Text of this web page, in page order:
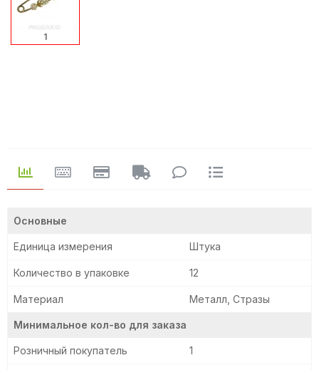
Основные
Единица измерения Штука
Количество в упаковке 12
Материал Металл, Стразы
Минимальное кол-во для заказа
Розничный покупатель 1
1